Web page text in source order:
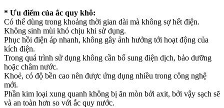
* Ưu điểm của ắc quy khô:
Có thể dùng trong khoảng thời gian dài mà không sợ hết điện.
Không sinh mùi khó chịu khi sử dụng.
Phục hồi điện áp nhanh, không gây ảnh hưởng tới hoạt động của
kích điện.
Trong quá trình sử dụng không cần bổ sung điện dịch, bảo dưỡng
hoặc châm nước.
Khoẻ, có độ bền cao nên được ứng dụng nhiều trong công nghệ
mới.
Phần kim loại xung quanh không bị ăn mòn bởi axit, bởi vậy sạch sẽ
và an toàn hơn so với ắc quy nước.